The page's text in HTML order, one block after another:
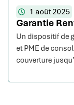
1 août 2025
Garantie
Un dispositif de
et PME de
couverture